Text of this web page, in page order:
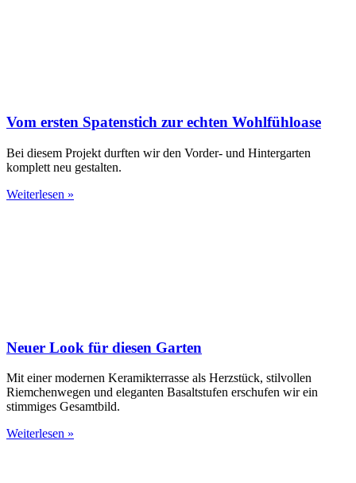
Vom ersten Spatenstich zur echten Wohlfühloase
Bei diesem Projekt durften wir den Vorder- und Hintergarten
komplett neu gestalten.
Weiterlesen »
Neuer Look für diesen Garten
Mit einer modernen Keramikterrasse als Herzstück, stilvollen
Riemchenwegen und eleganten Basaltstufen erschufen wir ein
stimmiges Gesamtbild.
Weiterlesen »